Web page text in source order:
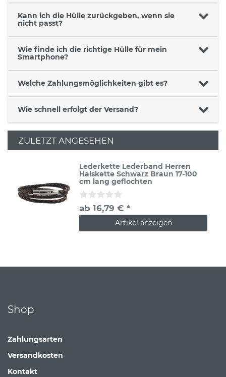
Kann ich die Hülle zurückgeben, wenn sie
nicht passt?
Wie finde ich die richtige Hülle für mein
Smartphone?
Welche Zahlungsmöglichkeiten gibt es?
Wie schnell erfolgt der Versand?
ZULETZT ANGESEHEN
Lederkette Lederband Herren
Halskette Schwarz Braun 17-100
cm lang geflochten
ab 16,79 € *
Artikel anzeigen
Shop
Zahlungsarten
Versandkosten
Kontakt